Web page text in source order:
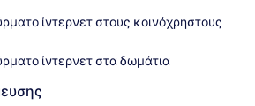
ίντερνετ στους κοινόχρηστους
ίντερνετ στα δωμάτια